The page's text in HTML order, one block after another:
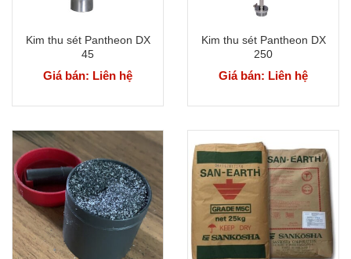
Kim thu sét Pantheon DX
45
Giá bán: Liên hệ
Kim thu sét Pantheon DX
250
Giá bán: Liên hệ